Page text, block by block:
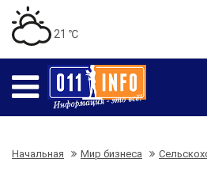
21 ℃
Начальная Мир бизнеса